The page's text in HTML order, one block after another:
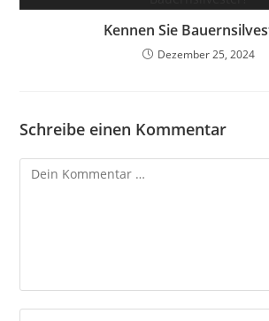
Kennen Sie
Dezember 25, 2024
Schreibe einen Kommentar